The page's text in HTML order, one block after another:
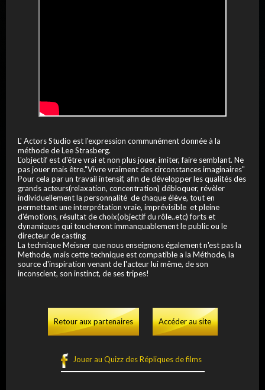
L' Actors Studio est l'expression communément donnée à la
méthode de Lee Strasberg.
L'objectif est d'être vrai et non plus jouer, imiter, faire semblant. Ne
pas jouer mais être."Vivre vraiment des circonstances imaginaires"
Pour cela par un travail intensif, afin de développer les qualités des
grands acteurs(relaxation, concentration) débloquer, révèler
individuellement la personnalité de chaque élève, tout en
permettant une interprétation vraie, imprévisible et pleine
d'émotions, résultat de choix(objectif du rôle..etc) forts et
dynamiques qui toucheront immanquablement le public ou le
directeur de casting
La technique Meisner que nous enseignons également n'est pas la
Methode, mais cette technique est compatible a la Méthode, la
source d'inspiration venant de l'acteur lui même, de son
inconscient, son instinct, de ses tripes!
Retour aux partenaires Accéder au site
Jouer au Quizz des Répliques de films